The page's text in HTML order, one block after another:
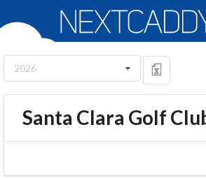
2026
Santa Clara Golf